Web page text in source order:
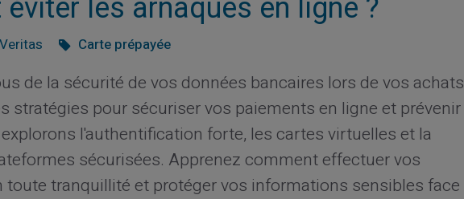
Veritas Carte prépayée
de la sécurité de vos données bancaires lors de vos achats
stratégies pour sécuriser vos paiements en ligne et prévenir
l'authentification forte, les cartes virtuelles et la
sécurisées. Apprenez comment effectuer vos
toute tranquillité et protéger vos informations sensibles face